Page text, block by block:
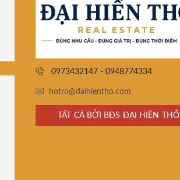
0973432147 - 0948774334
hotro@daihientho.com
TẤT CẢ BỞI BĐS ĐẠI HIỀN THỔ